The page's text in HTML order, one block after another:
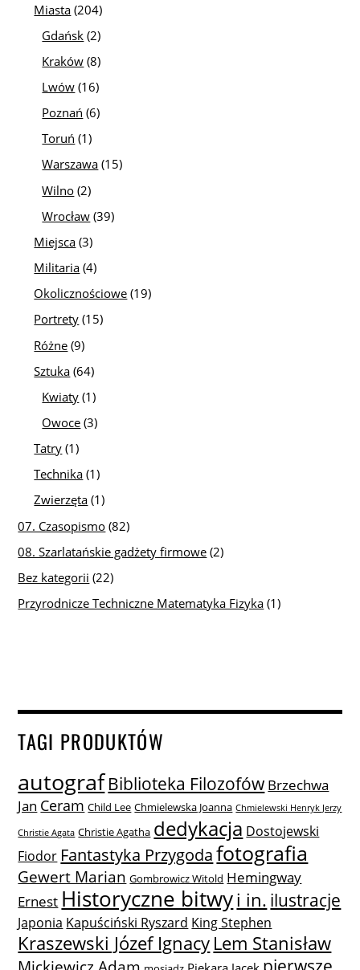
Miasta (204)
Gdańsk (2)
Kraków (8)
Lwów (16)
Poznań (6)
Toruń (1)
Warszawa (15)
Wilno (2)
Wrocław (39)
Miejsca (3)
Militaria (4)
Okolicznościowe (19)
Portrety (15)
Różne (9)
Sztuka (64)
Kwiaty (1)
Owoce (3)
Tatry (1)
Technika (1)
Zwierzęta (1)
07. Czasopismo (82)
08. Szarlatańskie gadżety firmowe (2)
Bez kategorii (22)
Przyrodnicze Techniczne Matematyka Fizyka (1)
TAGI PRODUKTÓW
autografBiblioteka Filozofów Brzechwa
Jan Ceram Child Lee Chmielewska Joanna Chmielewski Henryk Jerzy
Christie Agata Christie Agatha dedykacja Dostojewski
Fiodor Fantastyka Przygodafotografia
Gewert Marian Gombrowicz Witold Hemingway
Ernest Historyczne bitwyi in. ilustracje
Japonia Kapuściński Ryszard King Stephen
Kraszewski Józef Ignacy Lem Stanisław